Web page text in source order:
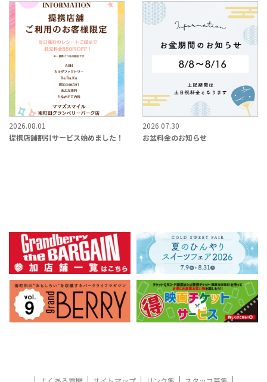
2026.08.01
提携店舗割引サービス始めました！
2026.07.30
お盆料金のお知らせ